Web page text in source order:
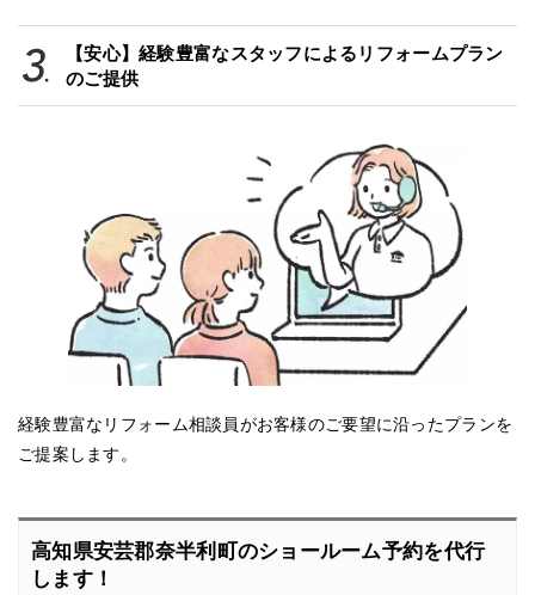
【安心】経験豊富なスタッフによるリフォームプラン
のご提供
経験豊富なリフォーム相談員がお客様のご要望に沿ったプランを
ご提案します。
高知県安芸郡奈半利町のショールーム予約を代行
します！